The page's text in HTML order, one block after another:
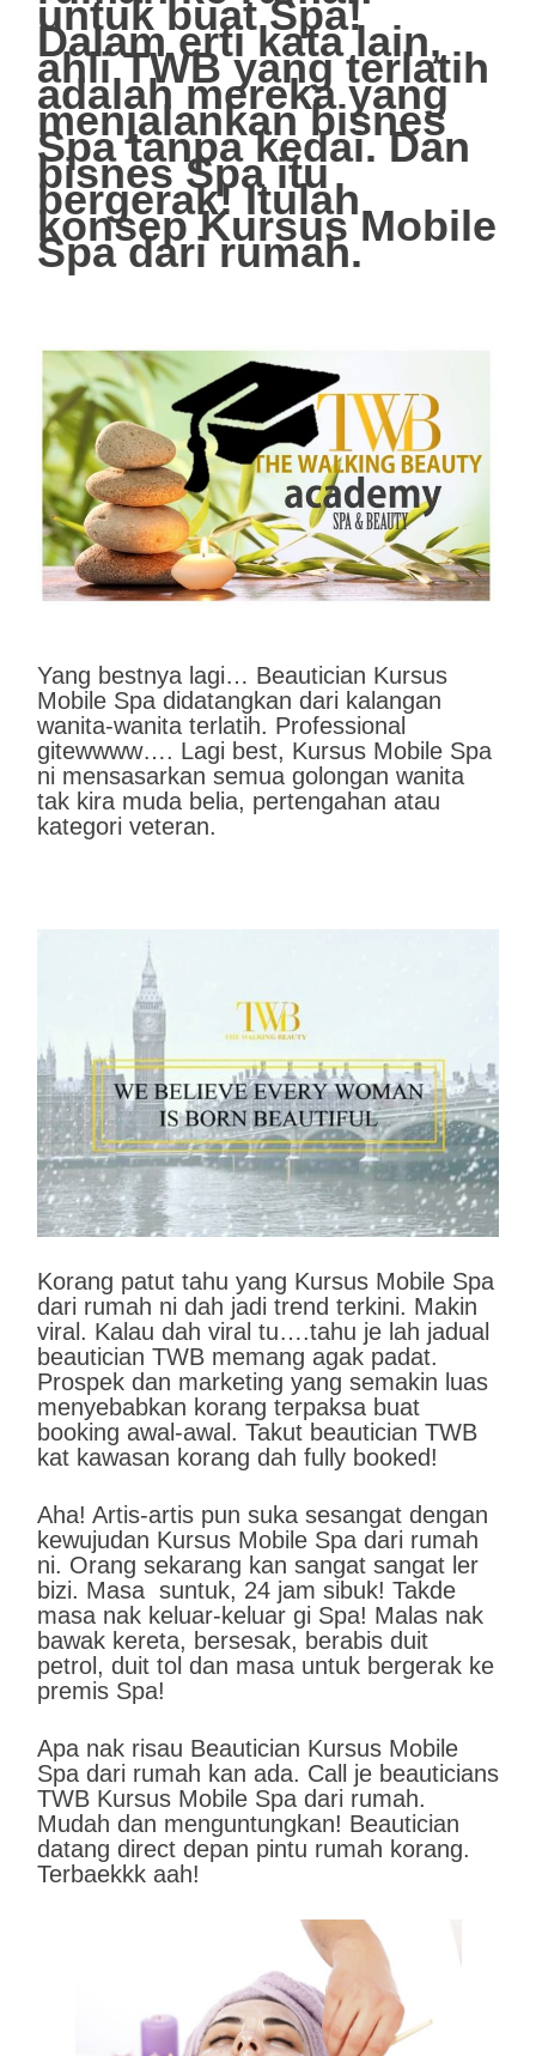
untuk buat Spa!
Dalam erti kata lain,
ahli TWB yang terlatih
adalah mereka yang
menjalankan bisnes
Spa tanpa kedai. Dan
bisnes Spa itu
bergerak! Itulah
konsep Kursus Mobile
Spa dari rumah.
Yang bestnya lagi… Beautician Kursus
Mobile Spa didatangkan dari kalangan
wanita-wanita terlatih. Professional
gitewwww…. Lagi best, Kursus Mobile Spa
ni mensasarkan semua golongan wanita
tak kira muda belia, pertengahan atau
kategori veteran.
Korang patut tahu yang Kursus Mobile Spa
dari rumah ni dah jadi trend terkini. Makin
viral. Kalau dah viral tu….tahu je lah jadual
beautician TWB memang agak padat.
Prospek dan marketing yang semakin luas
menyebabkan korang terpaksa buat
booking awal-awal. Takut beautician TWB
kat kawasan korang dah fully booked!
Aha! Artis-artis pun suka sesangat dengan
kewujudan Kursus Mobile Spa dari rumah
ni. Orang sekarang kan sangat sangat ler
bizi. Masa suntuk, 24 jam sibuk! Takde
masa nak keluar-keluar gi Spa! Malas nak
bawak kereta, bersesak, berabis duit
petrol, duit tol dan masa untuk bergerak ke
premis Spa!
Apa nak risau Beautician Kursus Mobile
Spa dari rumah kan ada. Call je beauticians
TWB Kursus Mobile Spa dari rumah.
Mudah dan menguntungkan! Beautician
datang direct depan pintu rumah korang.
Terbaekkk aah!